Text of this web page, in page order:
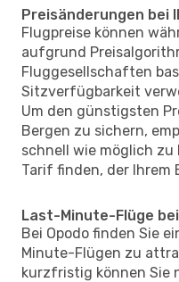
Preisänderungen bei
Flugpreise können
aufgrund
Fluggesellschaften
Sitzverfügbarkeit
Um den günstigsten
Bergen zu sichern,
schnell wie möglich zu
Tarif finden, der
Last-Minute-Flüge
Bei Opodo finden Sie
Minute-Flügen zu
kurzfristig können Sie